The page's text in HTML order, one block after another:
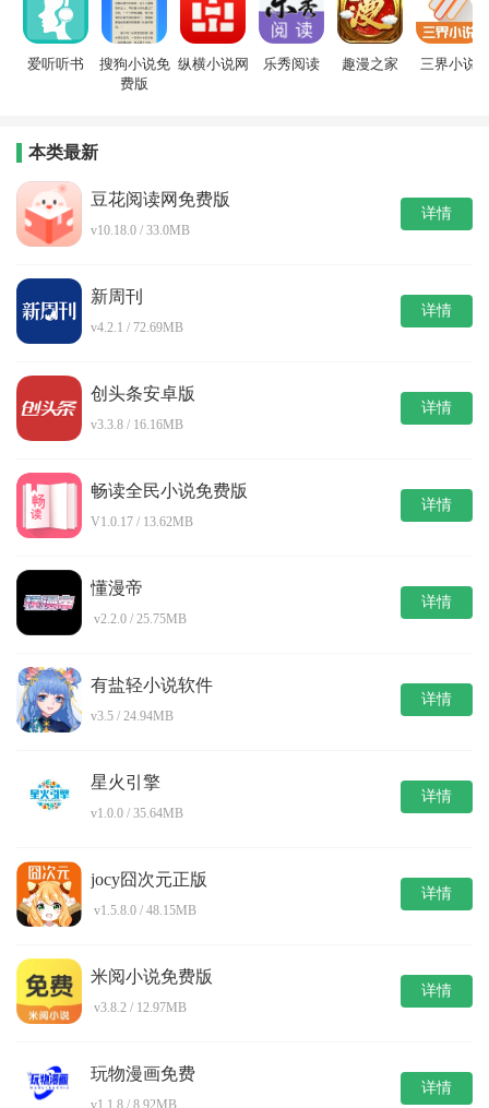
爱听听书
搜狗小说免
费版
纵横小说网 乐秀阅读 趣漫之家 三界小说
本类最新
豆花阅读网免费版
v10.18.0 / 33.0MB
详情
新周刊
v4.2.1 / 72.69MB
详情
创头条安卓版
v3.3.8 / 16.16MB
详情
畅读全民小说免费版
V1.0.17 / 13.62MB
详情
懂漫帝
v2.2.0 / 25.75MB
详情
有盐轻小说软件
v3.5 / 24.94MB
详情
星火引擎
v1.0.0 / 35.64MB
详情
jocy囧次元正版
v1.5.8.0 / 48.15MB
详情
米阅小说免费版
v3.8.2 / 12.97MB
详情
玩物漫画免费
详情